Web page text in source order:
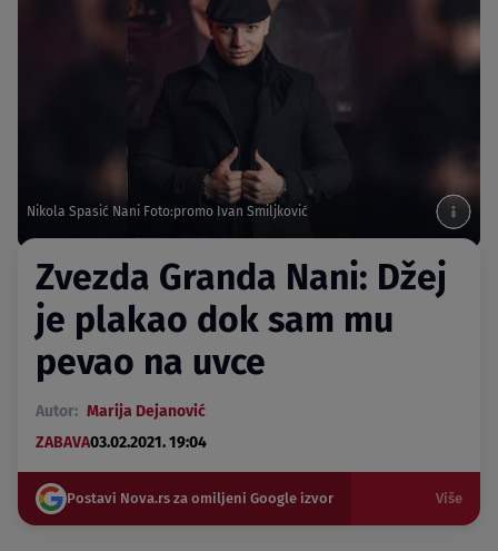
Nikola Spasić Nani Foto:promo Ivan Smiljković
Zvezda Granda Nani: Džej
je plakao dok sam mu
pevao na uvce
Autor: Marija Dejanović
ZABAVA03.02.2021. 19:04
Postavi Nova.rs za omiljeni Google izvor Više